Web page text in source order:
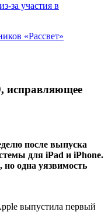
за участия в
«Рассвет»
исправляющее
после выпуска
для iPad и iPhone.
одна уязвимость
выпустила первый